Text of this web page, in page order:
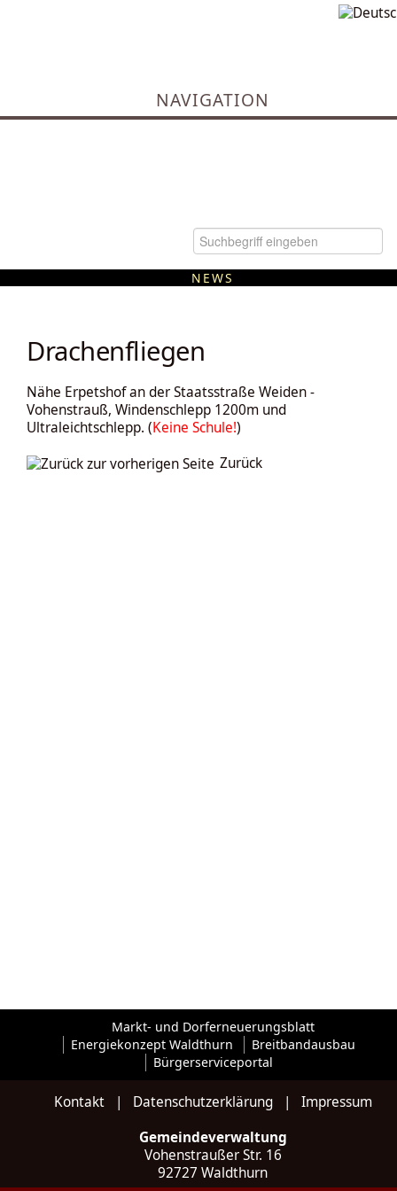
NAVIGATION
NEWS
Drachenfliegen
Nähe Erpetshof an der Staatsstraße Weiden -
Vohenstrauß, Windenschlepp 1200m und
Ultraleichtschlepp. (Keine Schule!)
Zurück
Markt- und Dorferneuerungsblatt
Energiekonzept Waldthurn
Breitbandausbau
Bürgerserviceportal
Kontakt| Datenschutzerklärung| Impressum
Gemeindeverwaltung
Vohenstraußer Str. 16
92727 Waldthurn